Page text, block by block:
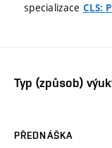
specializace CLS:
Typ (způsob)
PŘEDNÁŠKA